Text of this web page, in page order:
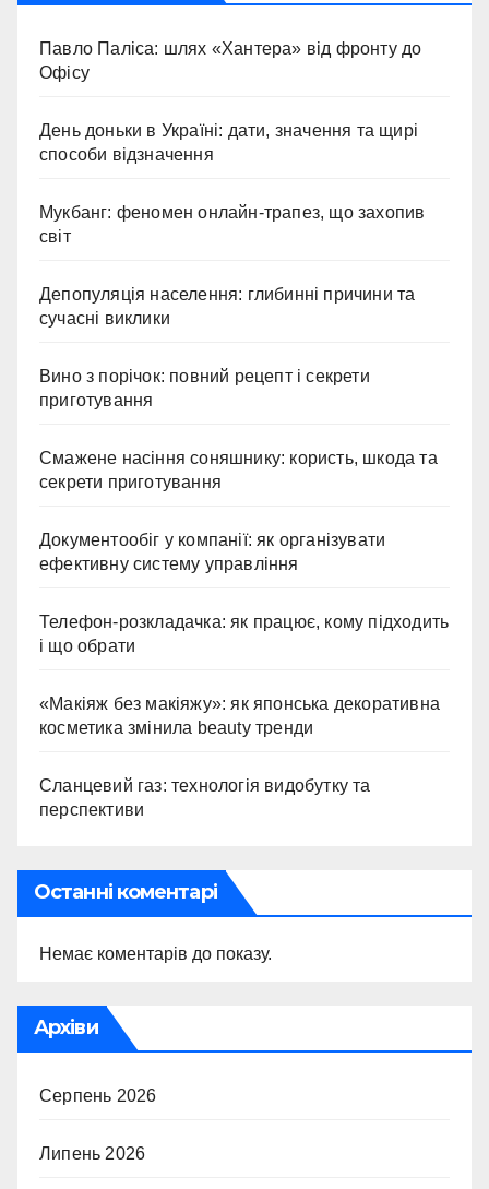
Павло Паліса: шлях «Хантера» від фронту до
Офісу
День доньки в Україні: дати, значення та щирі
способи відзначення
Мукбанг: феномен онлайн-трапез, що захопив
світ
Депопуляція населення: глибинні причини та
сучасні виклики
Вино з порічок: повний рецепт і секрети
приготування
Смажене насіння соняшнику: користь, шкода та
секрети приготування
Документообіг у компанії: як організувати
ефективну систему управління
Телефон-розкладачка: як працює, кому підходить
і що обрати
«Макіяж без макіяжу»: як японська декоративна
косметика змінила beauty тренди
Сланцевий газ: технологія видобутку та
перспективи
Останні коментарі
Немає коментарів до показу.
Архіви
Серпень 2026
Липень 2026